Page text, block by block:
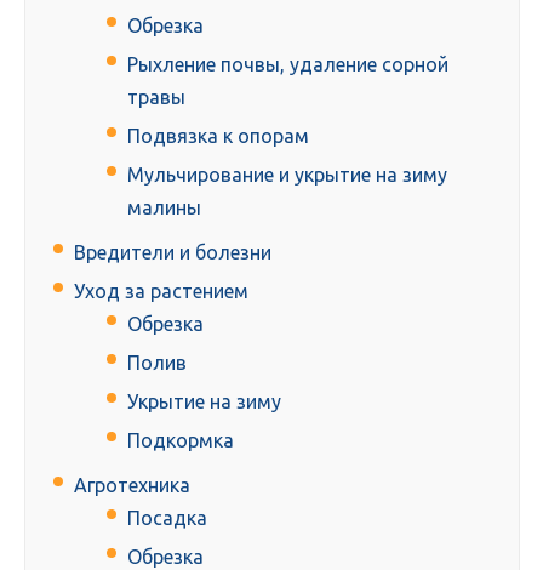
Обрезка
Рыхление почвы, удаление сорной
травы
Подвязка к опорам
Мульчирование и укрытие на зиму
малины
Вредители и болезни
Уход за растением
Обрезка
Полив
Укрытие на зиму
Подкормка
Агротехника
Посадка
Обрезка